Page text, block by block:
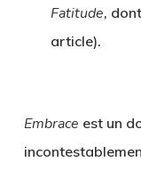
Fatitude,
article).
Embrace est un